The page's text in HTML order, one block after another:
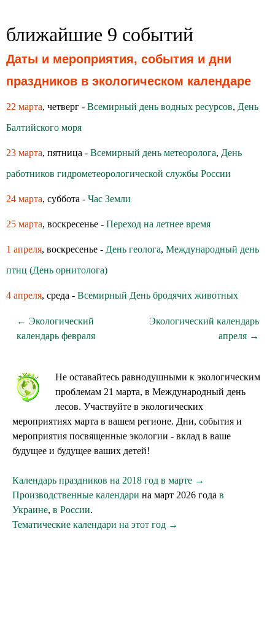
ближайшие 9 событий
Даты и мероприятия, события и дни
праздников в экологическом календаре
22 марта, четверг - Всемирный день водных ресурсов, День
Балтийского моря
23 марта, пятница - Всемирный день метеоролога, День
работников гидрометеорологической службы России
24 марта, суббота - Час Земли
25 марта, воскресенье - Переход на летнее время
1 апреля, воскресенье - День геолога, Международный день
птиц (День орнитолога)
4 апреля, среда - Всемирный День бродячих животных
← Экологический
календарь февраля
Экологический календарь
апреля →
Не оставайтесь равнодушными к экологическим
проблемам 21 марта, в Международный день
лесов. Участвуйте в экологических
мероприятиях марта в вашем регионе. Дни, события и
мероприятия посвященные экологии - вклад в ваше
будущее и будущее ваших детей!
Календарь праздников на 2018 год в марте →
Производственные календари на март 2026 года в
Украине, в России.
Тематические календари на этот год →